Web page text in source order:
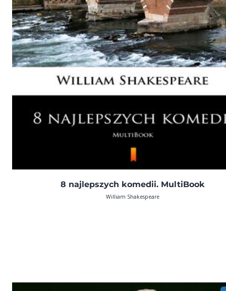
8 najlepszych komedii. MultiBook
William Shakespeare